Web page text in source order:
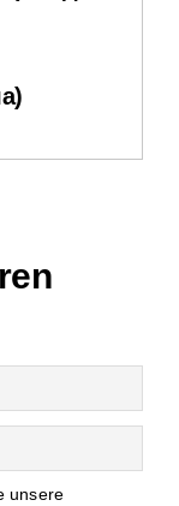
unsere